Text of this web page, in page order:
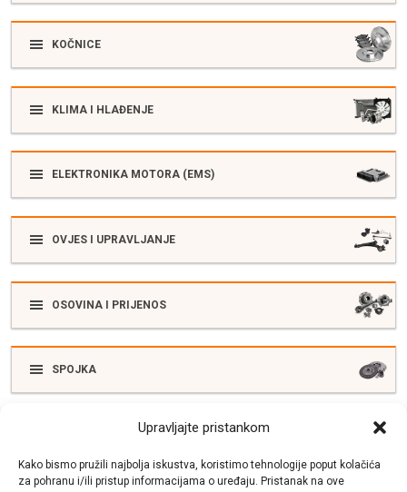
Upravljajte pristankom
Kako bismo pružili najbolja iskustva, koristimo tehnologije poput kolačića
za pohranu i/ili pristup informacijama o uređaju. Pristanak na ove
KOČNICE
KLIMA I HLAĐENJE
ELEKTRONIKA MOTORA (EMS)
OVJES I UPRAVLJANJE
OSOVINA I PRIJENOS
SPOJKA